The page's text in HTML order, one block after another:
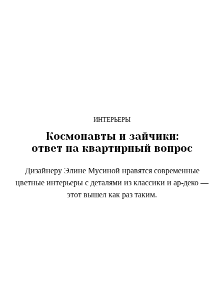
ИНТЕРЬЕРЫ
Космонавты и зайчики:
ответ на квартирный вопрос
Дизайнеру Элине Мусиной нравятся современные
цветные интерьеры с деталями из классики и ар-деко —
этот вышел как раз таким.